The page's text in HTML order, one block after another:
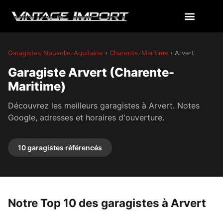
Garagistes Nouvelle-Aquitaine › Charente-Maritime › Arvert
Garagiste Arvert (Charente-
Maritime)
Découvrez les meilleurs garagistes à Arvert. Notes
Google, adresses et horaires d'ouverture.
10 garagistes référencés
Notre Top 10 des garagistes à Arvert